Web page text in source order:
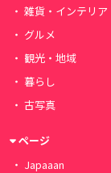
雑貨・インテリア
グルメ
観光・地域
暮らし
古写真
ページ
Japaaan